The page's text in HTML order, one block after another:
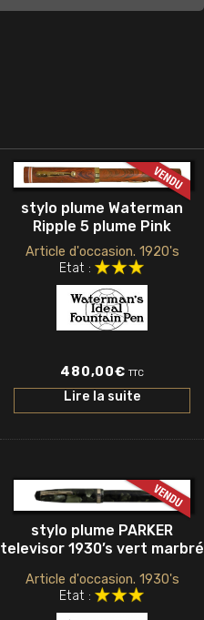
stylo plume Waterman
Ripple 5 plume Pink
Article d'occasion. 1920's
Etat :
480,00€ TTC
Lire la suite
stylo plume PARKER
televisor 1930’s vert marbré
Article d'occasion. 1930's
Etat :